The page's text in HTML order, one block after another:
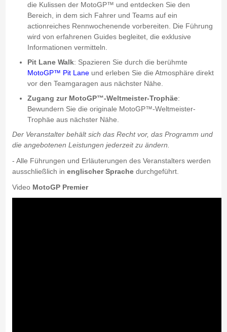
die Kulissen der MotoGP™ und entdecken Sie den
Bereich, in dem sich Fahrer und Teams auf ein
actionreiches Rennwochenende vorbereiten. Die Führung
wird von erfahrenen Guides begleitet, die exklusive
Informationen vermitteln.
Pit Lane Walk: Spazieren Sie durch die berühmte
MotoGP™ Pit Laneund erleben Sie die Atmosphäre direkt
vor den Teamgaragen aus nächster Nähe.
Zugang zur MotoGP™-Weltmeister-Trophäe:
Bewundern Sie die originale MotoGP™-Weltmeister-
Trophäe aus nächster Nähe.
Der Veranstalter behält sich das Recht vor, das Programm und
die angebotenen Leistungen jederzeit zu ändern.
- Alle Führungen und Erläuterungen des Veranstalters werden
ausschließlich in englischer Sprachedurchgeführt.
Video MotoGP Premier